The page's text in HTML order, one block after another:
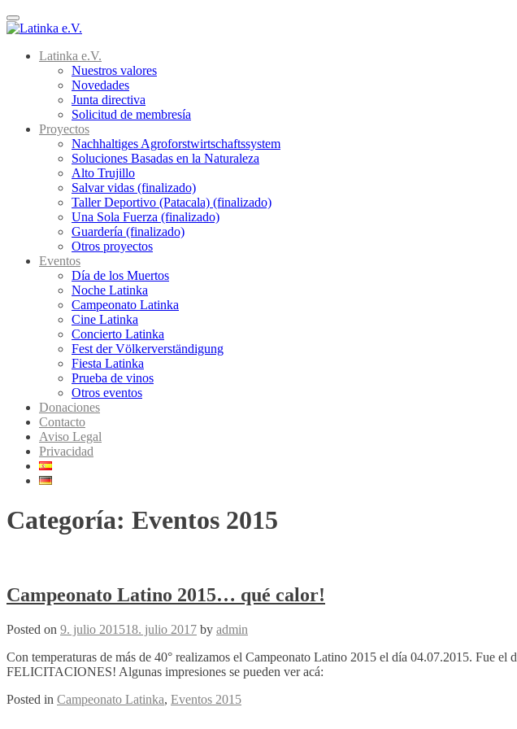
Menu
Latinka e.V.
Nuestros valores
Novedades
Junta directiva
Solicitud de membresía
Proyectos
Nachhaltiges Agroforstwirtschaftssystem
Soluciones Basadas en la Naturaleza
Alto Trujillo
Salvar vidas (finalizado)
Taller Deportivo (Patacala) (finalizado)
Una Sola Fuerza (finalizado)
Guardería (finalizado)
Otros proyectos
Eventos
Día de los Muertos
Noche Latinka
Campeonato Latinka
Cine Latinka
Concierto Latinka
Fest der Völkerverständigung
Fiesta Latinka
Prueba de vinos
Otros eventos
Donaciones
Contacto
Aviso Legal
Privacidad
Categoría: Eventos 2015
Campeonato Latino 2015… qué calor!
Posted on 9. julio 201518. julio 2017 by admin
Con temperaturas de más de 40° realizamos el Campeonato Latino 2015 el día 04.07.2015. Fue
FELICITACIONES! Algunas impresiones se pueden ver acá:
Posted in Campeonato Latinka, Eventos 2015